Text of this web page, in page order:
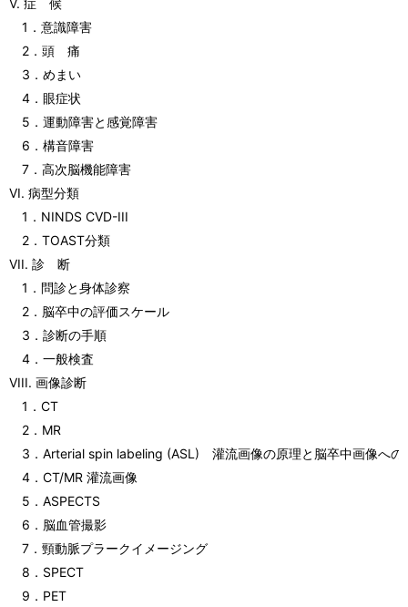
V. 症 候
1．意識障害
2．頭 痛
3．めまい
4．眼症状
5．運動障害と感覚障害
6．構音障害
7．高次脳機能障害
VI. 病型分類
1．NINDS CVD-III
2．TOAST分類
VII. 診 断
1．問診と身体診察
2．脳卒中の評価スケール
3．診断の手順
4．一般検査
VIII. 画像診断
1．CT
2．MR
3．Arterial spin labeling (ASL) 灌流画像の原理と脳卒中画像への
4．CT/MR 灌流画像
5．ASPECTS
6．脳血管撮影
7．頸動脈プラークイメージング
8．SPECT
9．PET